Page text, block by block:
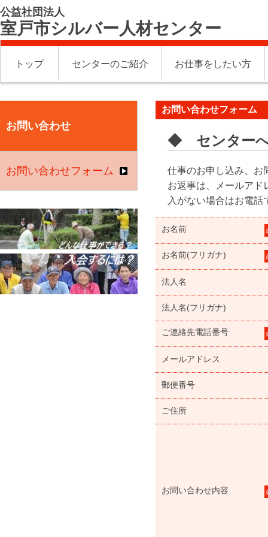
公益社団法人
室戸市シルバー人材センター
トップ センターのご紹介 お仕事をしたい方
お問い合わせフォーム
◆ センターへ
仕事のお申し込み、お
お返事は、メールアド
入がない場合はお電
お名前
お名前(フリガナ)
法人名
法人名(フリガナ)
ご連絡先電話番号
メールアドレス
郵便番号
ご住所
お問い合わせ内容
お問い合わせ
お問い合わせフォーム